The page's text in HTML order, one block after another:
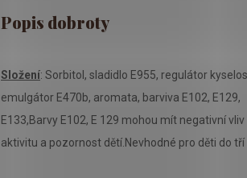
Složení: Sorbitol, sladidlo E955, regulátor
emulgátor E470b, aromata, barviva E102, E129,
E133,Barvy E102, E 129 mohou mít negativní vliv
aktivitu a pozornost dětí.Nevhodné pro děti do tří